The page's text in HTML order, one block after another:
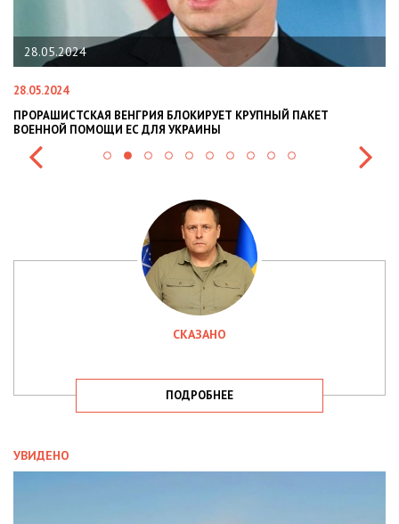
28.05.2024
28.05.2024
ПРОРАШИСТСКАЯ ВЕНГРИЯ БЛОКИРУЕТ КРУПНЫЙ ПАКЕТ
ВОЕННОЙ ПОМОЩИ ЕС ДЛЯ УКРАИНЫ
СКАЗАНО
ПОДРОБНЕЕ
УВИДЕНО